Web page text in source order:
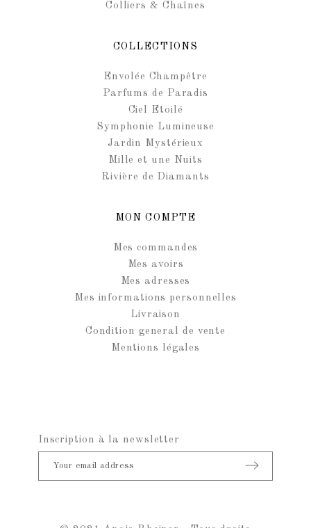
Colliers & Chaînes
COLLECTIONS
Envolée Champêtre
Parfums de Paradis
Ciel Etoilé
Symphonie Lumineuse
Jardin Mystérieux
Mille et une Nuits
Rivière de Diamants
MON COMPTE
Mes commandes
Mes avoirs
Mes adresses
Mes informations personnelles
Livraison
Condition general de vente
Mentions légales
Inscription à la newsletter